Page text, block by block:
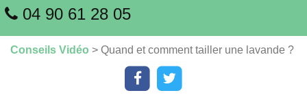
04 90 61 28 05
Conseils Vidéo > Quand et comment tailler une lavande ?